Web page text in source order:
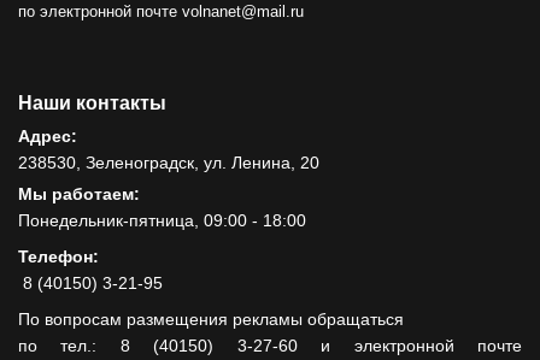
по электронной почте volnanet@mail.ru
Наши контакты
Адрес:
238530, Зеленоградск, ул. Ленина, 20
Мы работаем:
Понедельник-пятница, 09:00 - 18:00
Телефон:
8 (40150) 3-21-95
По вопросам размещения рекламы обращаться
по тел.: 8 (40150) 3-27-60 и электронной почте